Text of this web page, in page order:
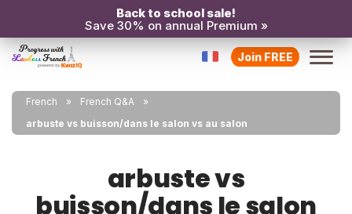
Back to school sale!
Save 30% on annual Premium »
Join FREE
French
French Q&A
arbuste vs buisson/dans le salon vs au salon
arbuste vs
buisson/dans le salon